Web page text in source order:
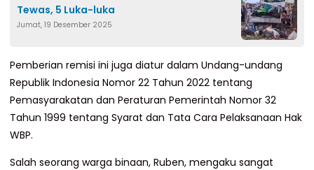
Tewas, 5 Luka-luka
Jumat, 19 Desember 2025
Pemberian remisi ini juga diatur dalam Undang-undang
Republik Indonesia Nomor 22 Tahun 2022 tentang
Pemasyarakatan dan Peraturan Pemerintah Nomor 32
Tahun 1999 tentang Syarat dan Tata Cara Pelaksanaan Hak
WBP.
Salah seorang warga binaan, Ruben, mengaku sangat